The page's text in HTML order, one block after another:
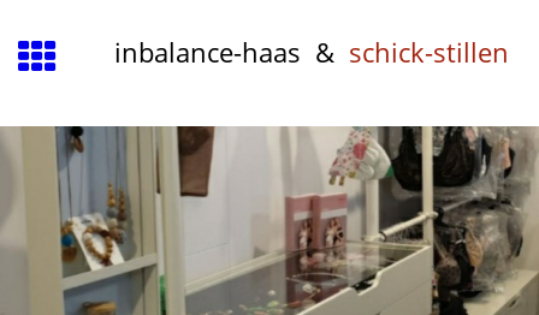
inbalance-haas & schick-stillen